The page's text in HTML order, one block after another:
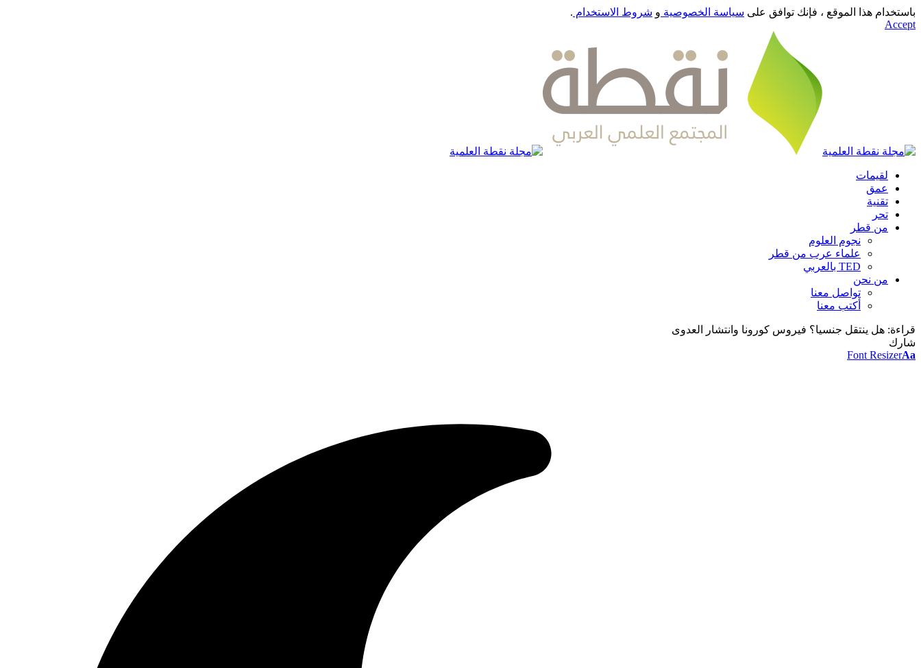
باستخدام هذا الموقع ، فإنك توافق على سياسة الخصوصية و شروط الاستخدام .
Accept
لقيمات
عمق
تقنية
تحر
من قطر
نجوم العلوم
علماء عرب من قطر
TED بالعربي
من نحن
تواصل معنا
أكتب معنا
قراءة: هل ينتقل جنسيا؟ فيروس كورونا وانتشار العدوى
شارك
Font ResizerAa